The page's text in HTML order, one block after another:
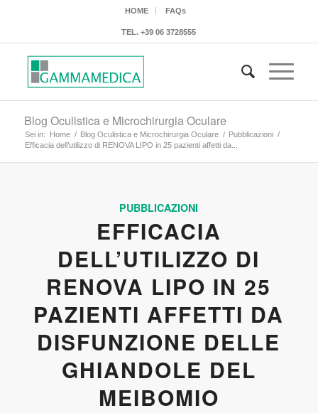
HOME FAQs
TEL.+39 06 3728555
Blog Oculistica e Microchirurgia Oculare
Sei in: Home / Blog Oculistica e Microchirurgia Oculare / Pubblicazioni /
Efficacia dell’utilizzo di RENOVA LIPO in 25 pazienti affetti da...
PUBBLICAZIONI
EFFICACIA
DELL’UTILIZZO DI
RENOVA LIPO IN 25
PAZIENTI AFFETTI DA
DISFUNZIONE DELLE
GHIANDOLE DEL
MEIBOMIO